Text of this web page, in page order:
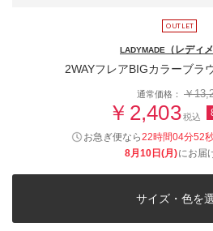
LADYMADE （レディ
2WAYフレアBIGカラーブラ
通常価格： ￥
￥2,403税込
お急ぎ便なら22時間04分51
8月10日(月)にお届
サイズ・色を